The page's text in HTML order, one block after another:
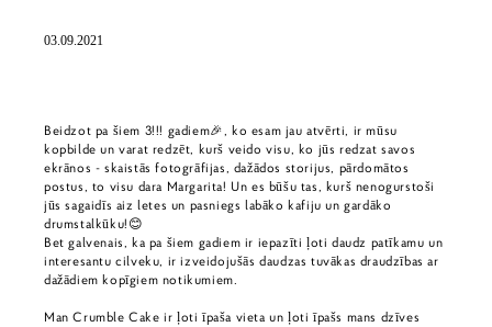
03.09.2021
Beidzot pa šiem 3!!! gadiem🎉, ko esam jau atvērti, ir mūsu
kopbilde un varat redzēt, kurš veido visu, ko jūs redzat savos
ekrānos - skaistās fotogrāfijas, dažādos storijus, pārdomātos
postus, to visu dara Margarita! Un es būšu tas, kurš nenogurstoši
jūs sagaidīs aiz letes un pasniegs labāko kafiju un gardāko
drumstalkūku!😊
Bet galvenais, ka pa šiem gadiem ir iepazīti ļoti daudz patīkamu un
interesantu cilveku, ir izveidojušās daudzas tuvākas draudzības ar
dažādiem kopīgiem notikumiem.
Man Crumble Cake ir ļoti īpaša vieta un ļoti īpašs mans dzīves